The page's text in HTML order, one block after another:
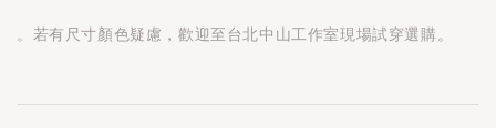
。若有尺寸顏色疑慮，歡迎至台北中山工作室現場試穿選購。